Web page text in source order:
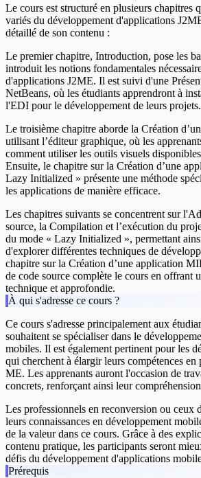
Le cours est structuré en plusieurs chapitres
variés du développement d'applications
détaillé de son contenu :
Le premier chapitre, Introduction, pose les
introduit les notions fondamentales
d'applications J2ME. Il est suivi d'une
NetBeans, où les étudiants apprendront à
l'EDI pour le développement de leurs projets.
Le troisième chapitre aborde la Création
utilisant l’éditeur graphique, où les
comment utiliser les outils visuels
Ensuite, le chapitre sur la Création d’une
Lazy Initialized » présente une méthode
les applications de manière efficace.
Les chapitres suivants se concentrent sur l'
source, la Compilation et l’exécution du
du mode « Lazy Initialized », permettant
d'explorer différentes techniques de
chapitre sur la Création d’une application
de code source complète le cours en offrant
technique et approfondie.
À qui s'adresse ce cours ?
Ce cours s'adresse principalement aux
souhaitent se spécialiser dans le
mobiles. Il est également pertinent pour les
qui cherchent à élargir leurs compétences en
ME. Les apprenants auront l'occasion de
concrets, renforçant ainsi leur
Les professionnels en reconversion ou ceux
leurs connaissances en développement
de la valeur dans ce cours. Grâce à des
contenu pratique, les participants seront
défis du développement d'applications
Prérequis